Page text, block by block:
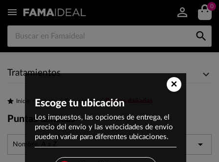
 0

Tratamientos
Inicio Cabello Tratamientos Puntas dañadas
Puntas dañadas
Nombre, A a Z 
×
Escoge tu ubicación
Los impuestos, las opciones de entrega, el
precio del envío y las velocidades de envío
pueden variar para diferentes ubicaciones.